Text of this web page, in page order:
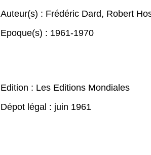
Auteur(s) : Frédéric Dard, Robert
Epoque(s) : 1961-1970
Edition : Les Editions Mondiales
Dépot légal : juin 1961